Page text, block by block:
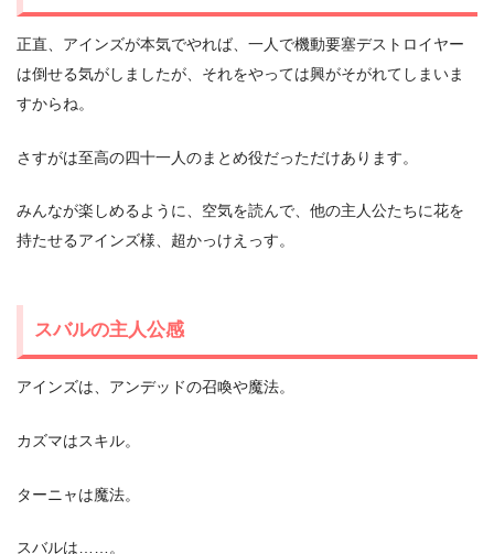
正直、アインズが本気でやれば、一人で機動要塞デストロイヤー
は倒せる気がしましたが、それをやっては興がそがれてしまいま
すからね。
さすがは至高の四十一人のまとめ役だっただけあります。
みんなが楽しめるように、空気を読んで、他の主人公たちに花を
持たせるアインズ様、超かっけえっす。
スバルの主人公感
アインズは、アンデッドの召喚や魔法。
カズマはスキル。
ターニャは魔法。
スバルは……。